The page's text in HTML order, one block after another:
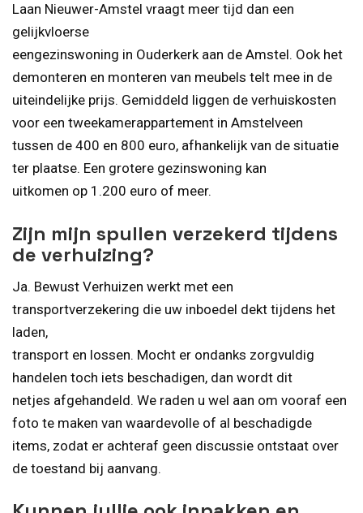
Laan Nieuwer-Amstel vraagt meer tijd dan een
gelijkvloerse
eengezinswoning in Ouderkerk aan de Amstel. Ook het
demonteren en monteren van meubels telt mee in de
uiteindelijke prijs. Gemiddeld liggen de verhuiskosten
voor een tweekamerappartement in Amstelveen
tussen de 400 en 800 euro, afhankelijk van de situatie
ter plaatse. Een grotere gezinswoning kan
uitkomen op 1.200 euro of meer.
Zijn mijn spullen verzekerd tijdens
de verhuizing?
Ja. Bewust Verhuizen werkt met een
transportverzekering die uw inboedel dekt tijdens het
laden,
transport en lossen. Mocht er ondanks zorgvuldig
handelen toch iets beschadigen, dan wordt dit
netjes afgehandeld. We raden u wel aan om vooraf een
foto te maken van waardevolle of al beschadigde
items, zodat er achteraf geen discussie ontstaat over
de toestand bij aanvang.